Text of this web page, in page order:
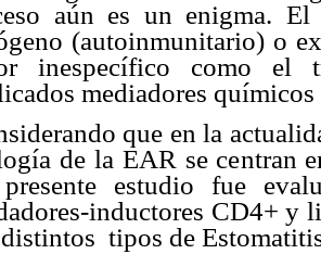
aún es un enigma. El
(autoinmunitario) o
inespecífico como el
mediadores
que en la
de la EAR se centran
estudio fue
inductores CD4+ y
tipos de